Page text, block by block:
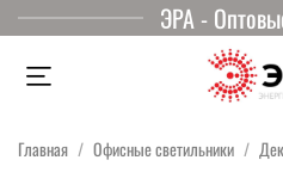
ЭРА -
Главная Офисные светильники